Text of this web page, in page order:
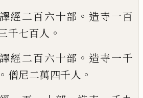
譯經二百六十部 。 造寺一百
千七百人 。
譯經二百六十部 。 造寺一千
。 僧尼二萬四千人 。